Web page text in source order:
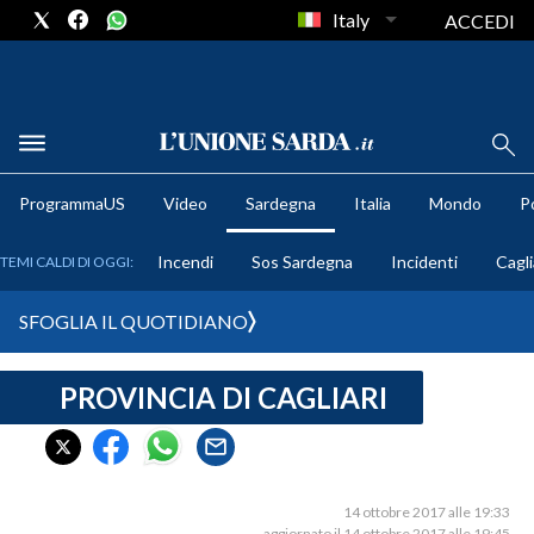
METEO
CRONACA SARDEGNA
CAGLIARI
Italy ACCEDI
ProgrammaUS Video Sardegna Italia Mondo
TEMI CALDI DI OGGI: Incendi Sos Sardegna Incidenti
SFOGLIA IL QUOTIDIANO
PROVINCIA DI CAGLIARI
14 ottobre 2017 alle 19:33